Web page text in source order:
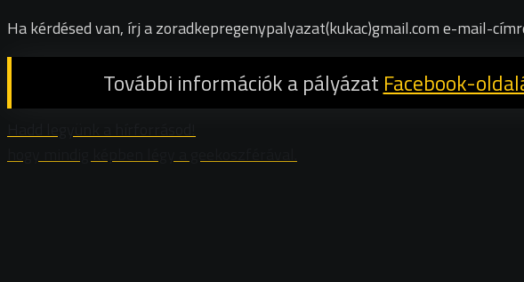
Ha kérdésed van, írj a zoradkepregenypalyazat(kukac)gmail.com e-mail-
További információk a pályázat Facebook-